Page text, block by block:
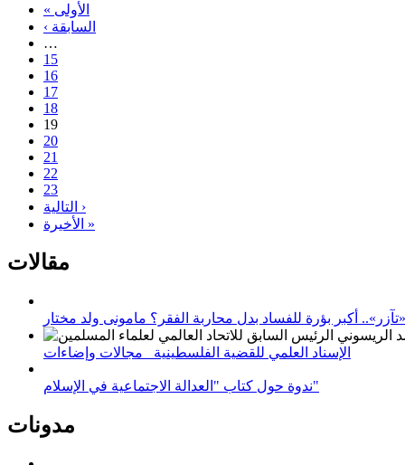
« الأولى
‹ السابقة
…
15
16
17
18
19
20
21
22
23
التالية ›
الأخيرة »
مقالات
أكبر بؤرة للفساد بدل محاربة الفقر؟ مامونى ولد مختار
الإسناد العلمي للقضية الفلسطينية_ مجالات وإضاءات
ندوة حول كتاب "العدالة الاجتماعية في الإسلام"
مدونات